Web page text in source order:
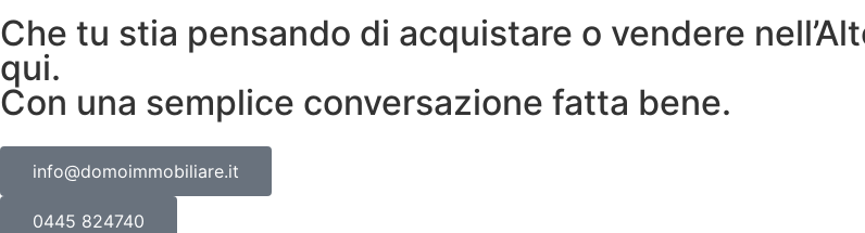
Che tu stia pensando di acquistare o vendere
qui.
Con una semplice conversazione fatta bene.
info@domoimmobiliare.it
0445 824740